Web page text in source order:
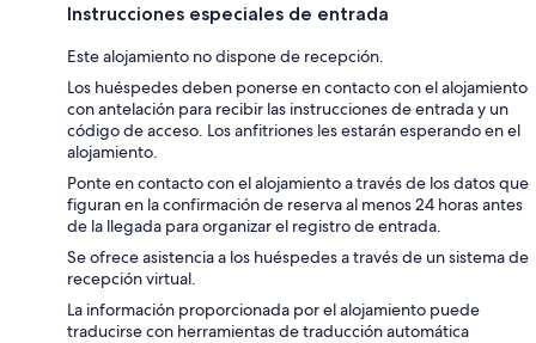
Instrucciones especiales de entrada
Este alojamiento no dispone de recepción.
Los huéspedes deben ponerse en contacto con el alojamiento
con antelación para recibir las instrucciones de entrada y un
código de acceso. Los anfitriones les estarán esperando en el
alojamiento.
Ponte en contacto con el alojamiento a través de los datos que
figuran en la confirmación de reserva al menos 24 horas antes
de la llegada para organizar el registro de entrada.
Se ofrece asistencia a los huéspedes a través de un sistema de
recepción virtual.
La información proporcionada por el alojamiento puede
traducirse con herramientas de traducción automática